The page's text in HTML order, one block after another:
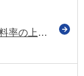
令和8年の骨太の方針 現役世代の保険料率の上昇を止め引き下げていく方針などを示す